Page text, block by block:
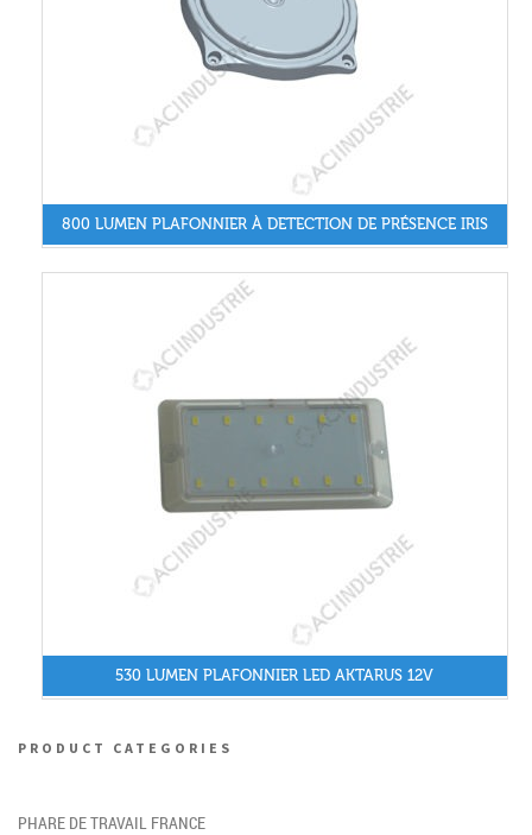
800 LUMEN PLAFONNIER À DETECTION DE PRÉSENCE IRIS
530 LUMEN PLAFONNIER LED AKTARUS 12V
PRODUCT CATEGORIES
PHARE DE TRAVAIL FRANCE